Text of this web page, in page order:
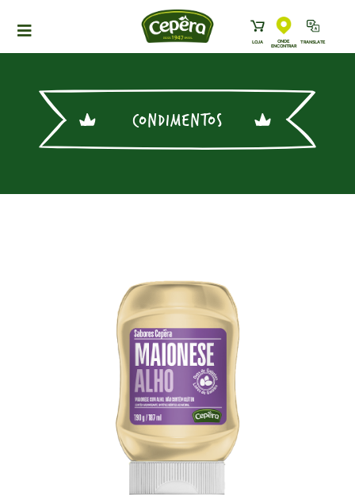
LOJA
ONDE
ENCONTRAR
TRANSLATE
PRODUTOS
RECEITAS
NEWS
TRABALHE CONOSCO
CONDIMENTOS